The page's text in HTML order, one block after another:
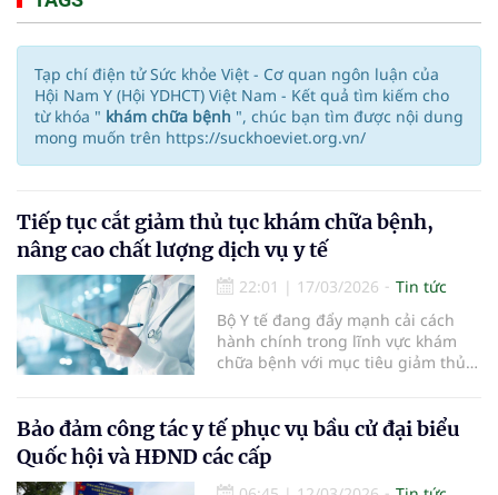
Tạp chí điện tử Sức khỏe Việt - Cơ quan ngôn luận của
Hội Nam Y (Hội YDHCT) Việt Nam - Kết quả tìm kiếm cho
từ khóa " khám chữa bệnh ", chúc bạn tìm được nội dung
mong muốn trên https://suckhoeviet.org.vn/
Tiếp tục cắt giảm thủ tục khám chữa bệnh,
nâng cao chất lượng dịch vụ y tế
22:01 | 17/03/2026
Tin tức
Bộ Y tế đang đẩy mạnh cải cách
hành chính trong lĩnh vực khám
chữa bệnh với mục tiêu giảm thủ
dịch vụ...
Bảo đảm công tác y tế phục vụ bầu cử đại biểu
Quốc hội và HĐND các cấp